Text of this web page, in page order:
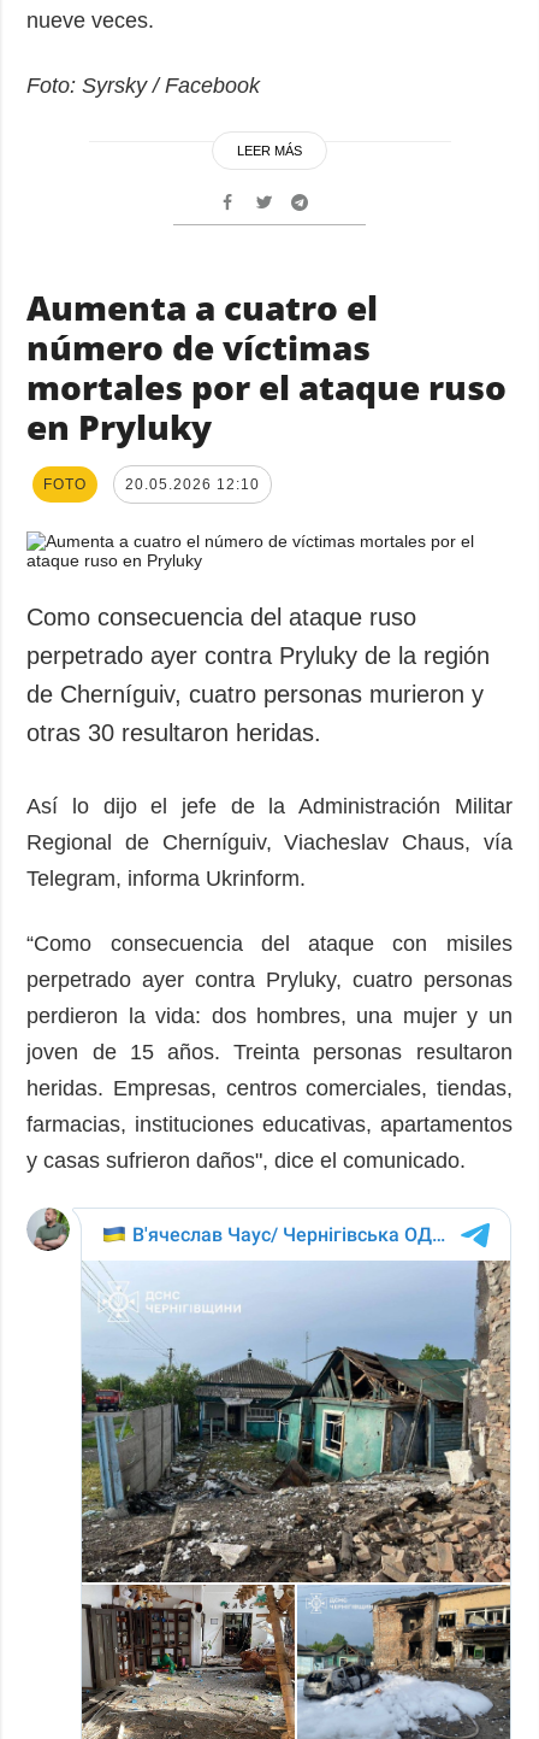
nueve veces.
Foto: Syrsky / Facebook
LEER MÁS
Aumenta a cuatro el
número de víctimas
mortales por el ataque ruso
en Pryluky
FOTO 20.05.2026 12:10
Como consecuencia del ataque ruso
perpetrado ayer contra Pryluky de la región
de Cherníguiv, cuatro personas murieron y
otras 30 resultaron heridas.
Así lo dijo el jefe de la Administración Militar
Regional de Cherníguiv, Viacheslav Chaus, vía
Telegram, informa Ukrinform.
“Como consecuencia del ataque con misiles
perpetrado ayer contra Pryluky, cuatro personas
perdieron la vida: dos hombres, una mujer y un
joven de 15 años. Treinta personas resultaron
heridas. Empresas, centros comerciales, tiendas,
farmacias, instituciones educativas, apartamentos
y casas sufrieron daños", dice el comunicado.